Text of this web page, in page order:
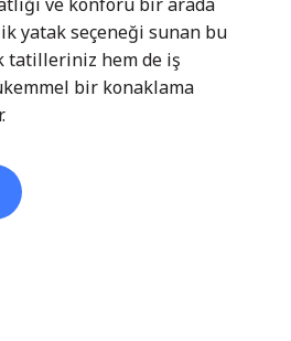
yatak seçeneği sunan bu
tatilleriniz hem de iş
bir konaklama